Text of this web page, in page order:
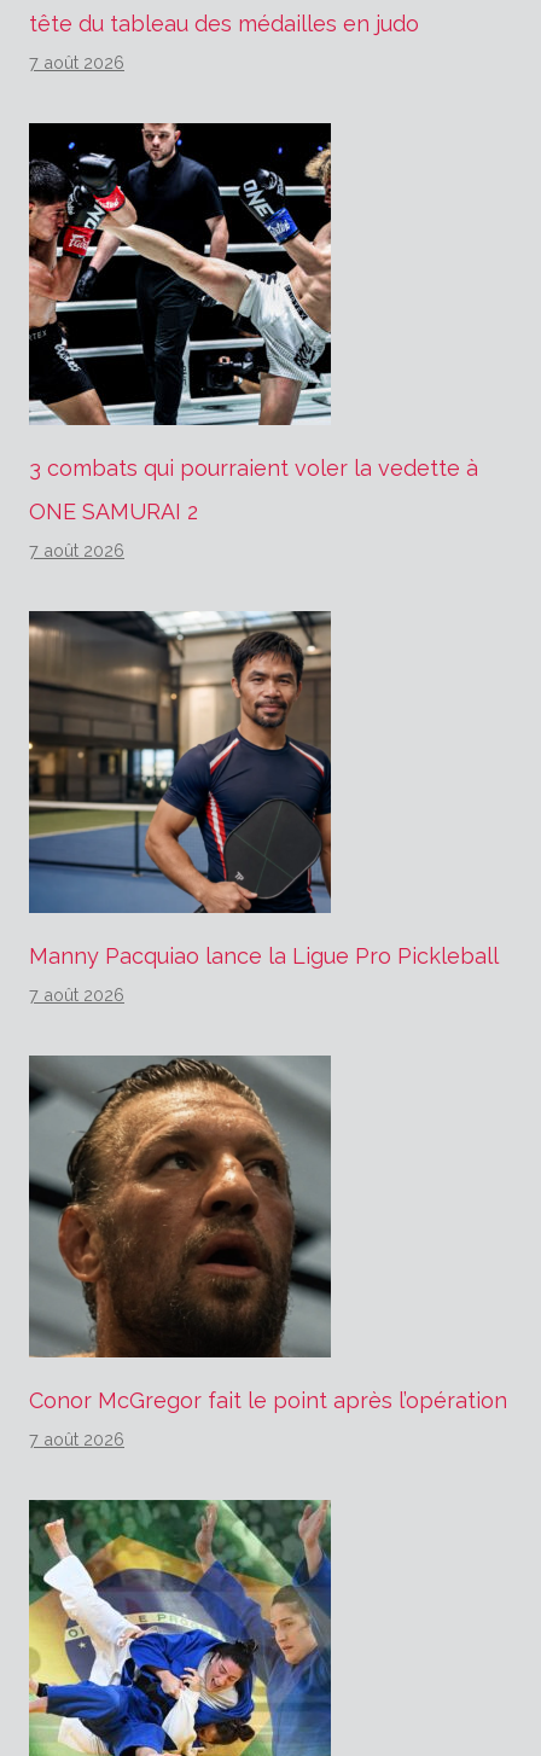
tête du tableau des médailles en judo
7 août 2026
3 combats qui pourraient voler la vedette à
ONE SAMURAI 2
7 août 2026
Manny Pacquiao lance la Ligue Pro Pickleball
7 août 2026
Conor McGregor fait le point après l’opération
7 août 2026